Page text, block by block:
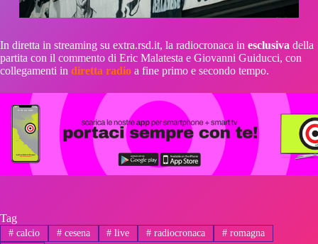
In diretta in streaming su extra.rsd.it, la radiocronaca in esclusiva della
partita con il commento di Eric Malatesta e Giovanni Guiducci, con
collegamenti in diretta radio a fine primo e secondo tempo.
Tag
#calcio #cesena # live # radiocronaca # romagna